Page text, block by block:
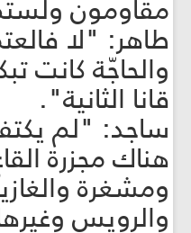
مقاومون
طاهر: "لا
والحاجّة كانت
قانا الثانية".
ساجد: "لم
هناك مجزرة
ومشغرة
والرويس